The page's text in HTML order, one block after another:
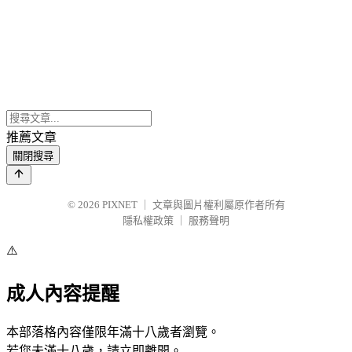
推薦文章
關閉搜尋
© 2026 PIXNET
文章與圖片權利屬原作者所有
隱私權政策
服務聲明
⚠️
成人內容提醒
本部落格內容僅限年滿十八歲者瀏覽。